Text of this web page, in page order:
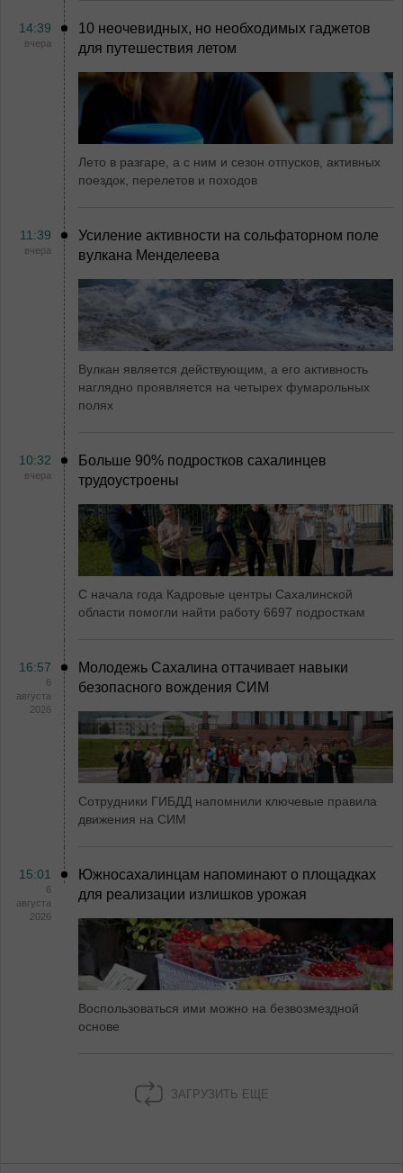
14:39
вчера
10 неочевидных, но необходимых гаджетов
для путешествия летом
Лето в разгаре, а с ним и сезон отпусков, активных
поездок, перелетов и походов
11:39
вчера
Усиление активности на сольфаторном поле
вулкана Менделеева
Вулкан является действующим, а его активность
наглядно проявляется на четырех фумарольных
полях
10:32
вчера
Больше 90% подростков сахалинцев
трудоустроены
С начала года Кадровые центры Сахалинской
области помогли найти работу 6697 подросткам
16:57
6
августа
2026
Молодежь Сахалина оттачивает навыки
безопасного вождения СИМ
Сотрудники ГИБДД напомнили ключевые правила
движения на СИМ
15:01
6
августа
2026
Южносахалинцам напоминают о площадках
для реализации излишков урожая
Воспользоваться ими можно на безвозмездной
основе
ЗАГРУЗИТЬ ЕЩЕ